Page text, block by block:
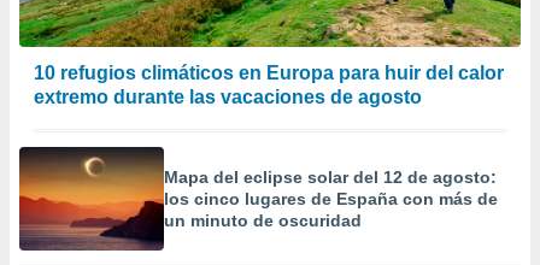
10 refugios climáticos en Europa para huir del calor
extremo durante las vacaciones de agosto
Mapa del eclipse solar del 12 de agosto:
los cinco lugares de España con más de
un minuto de oscuridad